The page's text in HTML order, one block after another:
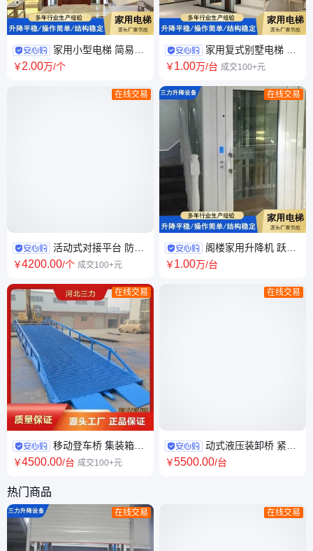
家用小型电梯 简易送
餐梯 静音设计 阁楼复式楼 现货
￥2.00万/个
在线交易
活动式对接平台 防滑
设计 活动装卸平台 登车桥 货源
￥4200.00/个 成交100+元
在线交易
移动登车桥 集装箱装
卸平台 移动式运输工具车 仓储
￥4500.00/台 成交100+元
家用复式别墅电梯 三
四层阁楼升降机 别墅用小型客
￥1.00万/台 成交100+元
在线交易
阁楼家用升降机 跃层
升降平台 螺杆家庭式电梯 节能
￥1.00万/台
在线交易
动式液压装卸桥 紧急
停止功能 固定式液压平台 物流
￥5500.00/台
热门商品
在线交易 在线交易